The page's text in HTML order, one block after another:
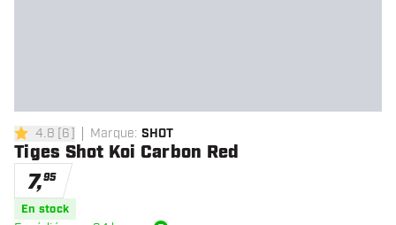
4.8 étoiles de notation
4.8 [6] Marque: SHOT
Tiges Shot Koi Carbon Red
7,95
En stock